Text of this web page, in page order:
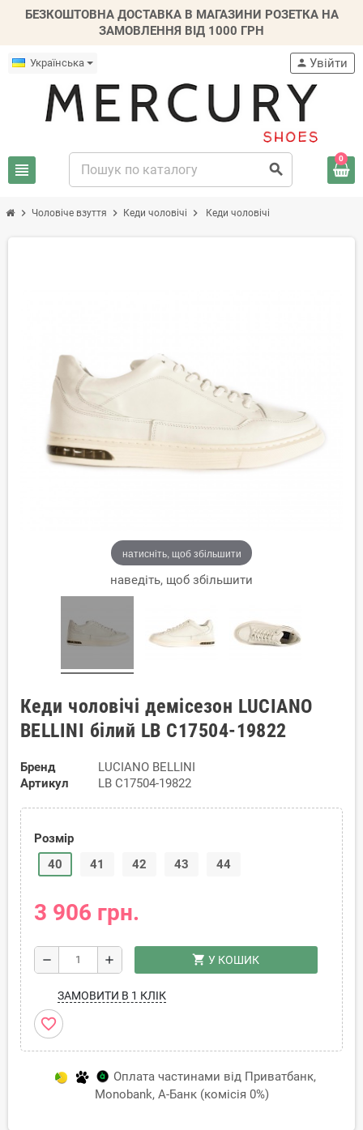
БЕЗКОШТОВНА ДОСТАВКА В МАГАЗИНИ РОЗЕТКА НА
ЗАМОВЛЕННЯ ВІД 1000 ГРН
Українська
view_headline search
person Увійти
0
chevron_right Чоловіче взуття chevron_right Кеди чоловічі chevron_right Кеди чоловічі
натисніть, щоб збільшити
наведіть, щоб збільшити
Кеди чоловічі демісезон LUCIANO
BELLINI білий LB C17504-19822
Бренд
LUCIANO BELLINI
Артикул
LB C17504-19822
Розмір
40
41 42 43 44
3 906 грн.
remove add shopping_cart У КОШИК
ЗАМОВИТИ В 1 КЛІК
favorite_border
Оплата частинами від Приватбанк,
Monobank, А-Банк (комісія 0%)